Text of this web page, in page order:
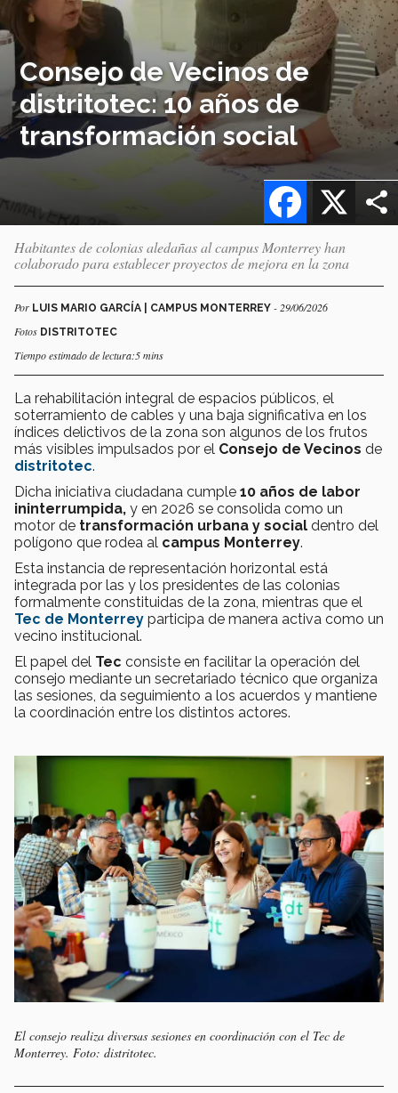
Consejo de Vecinos de
distritotec: 10 años de
transformación social
X
Facebook
Habitantes de colonias aledañas al campus Monterrey han
colaborado para establecer proyectos de mejora en la zona
Por LUIS MARIO GARCÍA | CAMPUS MONTERREY - 29/06/2026
Fotos DISTRITOTEC
Tiempo estimado de lectura:5 mins
La rehabilitación integral de espacios públicos, el
soterramiento de cables y una baja significativa en los
índices delictivos de la zona son algunos de los frutos
más visibles impulsados por el Consejo de Vecinos de
distritotec.
Dicha iniciativa ciudadana cumple 10 años de labor
ininterrumpida, y en 2026 se consolida como un
motor de transformación urbana y social dentro del
polígono que rodea al campus Monterrey.
Esta instancia de representación horizontal está
integrada por las y los presidentes de las colonias
formalmente constituidas de la zona, mientras que el
Tec de Monterrey participa de manera activa como un
vecino institucional.
El papel del Tec consiste en facilitar la operación del
consejo mediante un secretariado técnico que organiza
las sesiones, da seguimiento a los acuerdos y mantiene
la coordinación entre los distintos actores.
El consejo realiza diversas sesiones en coordinación con el Tec de
Monterrey. Foto: distritotec.